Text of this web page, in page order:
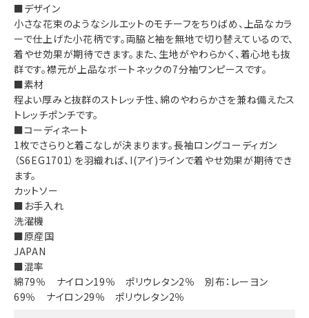
■デザイン
小さな花束のようなシルエットのモチーフをちりばめ、上品なカラ
ーで仕上げた小花柄です。両脇と袖を無地で切り替えているので、
着やせ効果が期待できます。また、生地がやわらかく、着心地も抜
群です。襟元が上品なボートネックの7分袖ワンピースです。
■素材
程よい厚みと抜群のストレッチ性、綿のやわらかさを兼ね備えたス
トレッチポンチです。
■コーディネート
1枚でさらりと着こなしが決まります。長袖ロングコーディガン
（S6EG1701）を羽織れば、I(アイ)ラインで着やせ効果が期待でき
ます。
カットソー
■お手入れ
洗濯機
■原産国
JAPAN
■混率
綿79％ ナイロン19％ ポリウレタン2％ 別布：レーヨン
69％ ナイロン29％ ポリウレタン2％